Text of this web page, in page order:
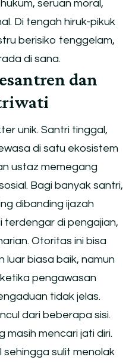
seruan moral,
Di tengah hiruk-pikuk
berisiko tenggelam,
di sana.
dan
unik. Santri tinggal,
di satu ekosistem
ustaz memegang
Bagi banyak santri,
dibanding ijazah
terdengar di pengajian,
Otoritas ini bisa
luar biasa baik, namun
pengawasan
tidak jelas.
dari beberapa sisi.
masih mencari jati diri.
sulit menolak